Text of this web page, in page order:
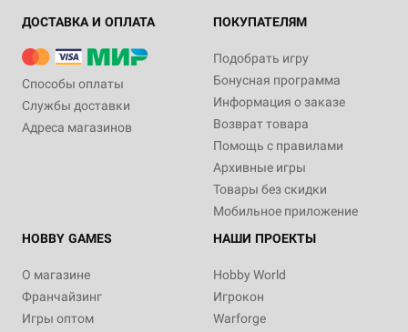
ДОСТАВКА И ОПЛАТА
Способы оплаты
Службы доставки
Адреса магазинов
ПОКУПАТЕЛЯМ
Подобрать игру
Бонусная программа
Информация о заказе
Возврат товара
Помощь с правилами
Архивные игры
Товары без скидки
Мобильное приложение
HOBBY GAMES
О магазине
Франчайзинг
Игры оптом
НАШИ ПРОЕКТЫ
Hobby World
Игрокон
Warforge